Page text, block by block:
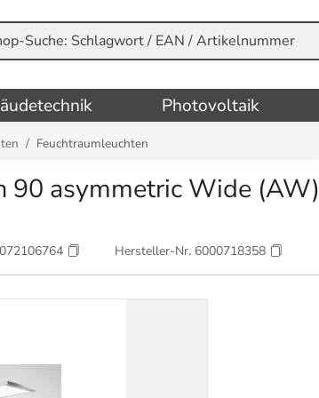
Photovoltaik
Feuchtraumleuchten
90 asymmetric Wide (AW)
Hersteller-Nr. 6000718358